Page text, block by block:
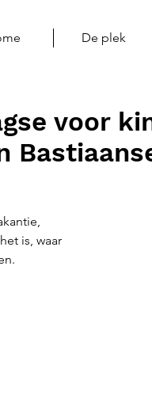
De plek
voor
is, waar